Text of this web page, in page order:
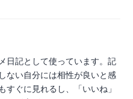
日記として使っています。記
ない自分には相性が良いと感
すぐに見れるし、「いいね」